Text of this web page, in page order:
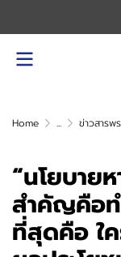
Home ... ข่าวสารพ
“นโยบาย
สำคัญคือท
ที่สุดคือ ใ